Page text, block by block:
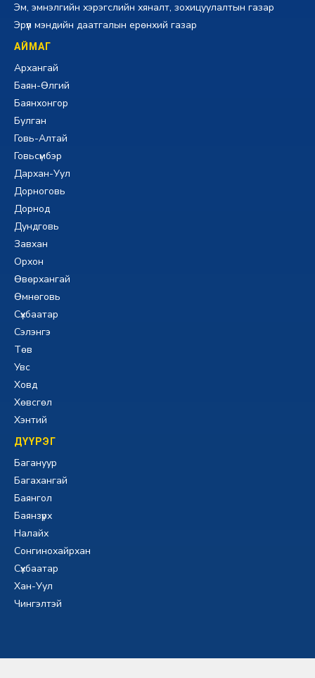
Эм, эмнэлгийн хэрэгслийн хяналт, зохицуулалтын газар
Эрүүл мэндийн даатгалын ерөнхий газар
АЙМАГ
Архангай
Баян-Өлгий
Баянхонгор
Булган
Говь-Алтай
Говьсүмбэр
Дархан-Уул
Дорноговь
Дорнод
Дундговь
Завхан
Орхон
Өвөрхангай
Өмнөговь
Сүхбаатар
Сэлэнгэ
Төв
Увс
Ховд
Хөвсгөл
Хэнтий
ДҮҮРЭГ
Багануур
Багахангай
Баянгол
Баянзүрх
Налайх
Сонгинохайрхан
Сүхбаатар
Хан-Уул
Чингэлтэй